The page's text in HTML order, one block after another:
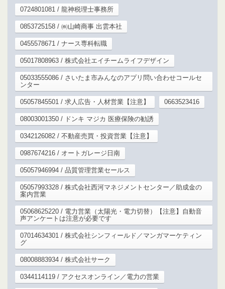
0724801081 / 龍神税理士事務所
0853725158 / ㈱山崎商事 出雲本社
0455578671 / ナース専科転職
05017808963 / 株式会社エイチームライフデザイン
05033555086 / さいたま市みんなのアプリ問い合わせコールセ
ンター
05057845501 / 求人広告・人材営業【注意】 0663523416
08003001350 / ドンキ マジカ 医療保険の勧誘
0342126082 / 不動産売買・投資営業【注意】
0987674216 / オートガレージ日南
05057946994 / 品質管理営業セールス
05057993328 / 株式会社西河マネジメントセンター／助成金の
案内営業
05068625220 / 電力営業（太陽光・電力切替）【注意】自動音
声アンケートは注意が必要です
07014634301 / 株式会社シンフィールド／マンガマーケティン
グ
08008883934 / 株式会社サーク
0344114119 / アクセスオンライン／電力の営業